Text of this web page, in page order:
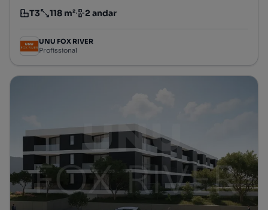
Tipologia
T3
Preço por metro quadrado
118 m²
Andar 2 andar
UNU FOX RIVER
Profissional